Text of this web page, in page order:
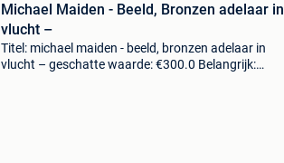
Michael Maiden - Beeld, Bronzen adelaar in
vlucht –
Titel: michael maiden - beeld, bronzen adelaar in
vlucht – geschatte waarde: €300.0 Belangrijk: